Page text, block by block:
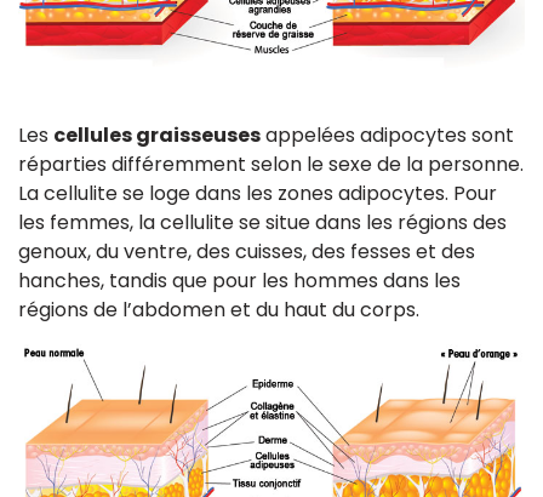
Les cellules graisseusesappelées adipocytes sont
réparties différemment selon le sexe de la personne.
La cellulite se loge dans les zones adipocytes. Pour
les femmes, la cellulite se situe dans les régions des
genoux, du ventre, des cuisses, des fesses et des
hanches, tandis que pour les hommes dans les
régions de l’abdomen et du haut du corps.